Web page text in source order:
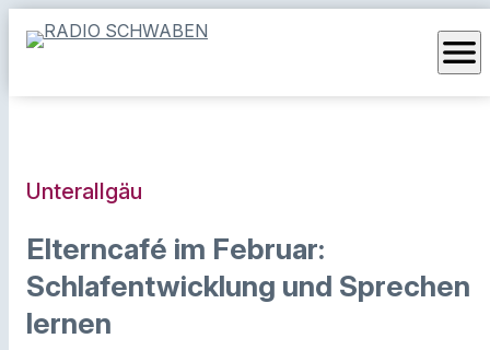
menu
Unterallgäu
Elterncafé im Februar:
Schlafentwicklung und Sprechen
lernen